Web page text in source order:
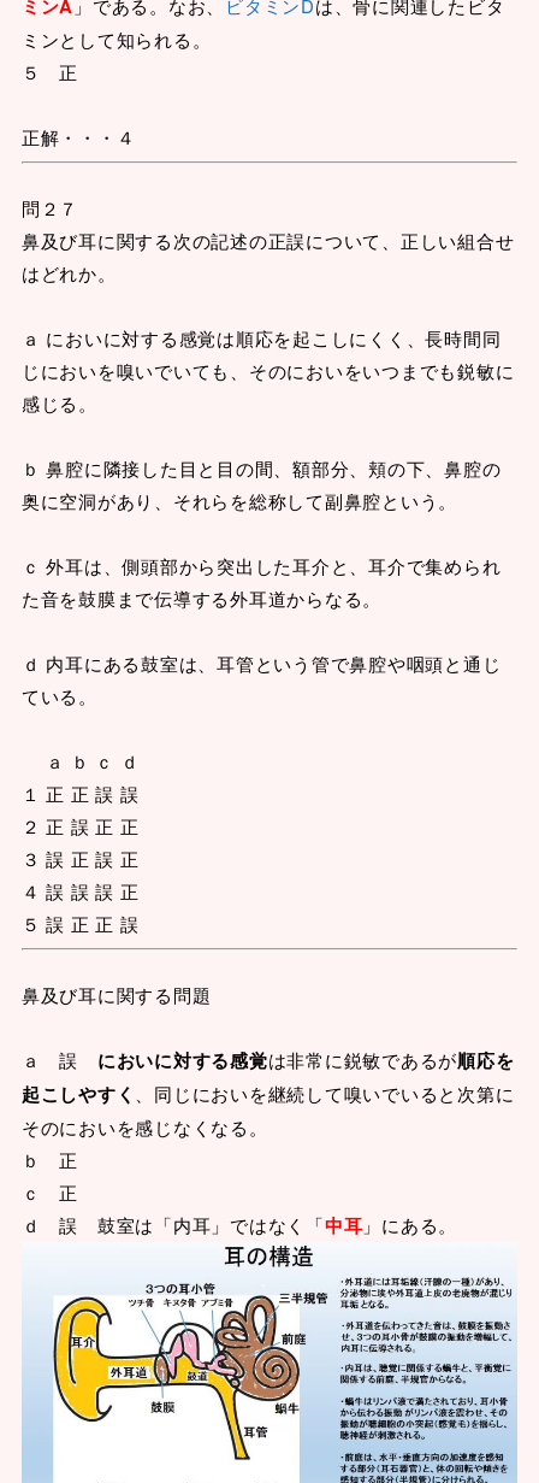
ミンA 」である。なお、 ビタミンDは、骨に関連したビタ
ミンとして知られる。
５ 正
正解・・・４
問２７
鼻及び耳に関する次の記述の正誤について、正しい組合せ
はどれか。
ａ においに対する感覚は順応を起こしにくく、長時間同
じにおいを嗅いでいても、そのにおいをいつまでも鋭敏に
感じる。
ｂ 鼻腔に隣接した目と目の間、額部分、頬の下、鼻腔の
奥に空洞があり、それらを総称して副鼻腔という。
ｃ 外耳は、側頭部から突出した耳介と、耳介で集められ
た音を鼓膜まで伝導する外耳道からなる。
ｄ 内耳にある鼓室は、耳管という管で鼻腔や咽頭と通じ
ている。
ａ ｂ ｃ ｄ
１ 正 正 誤 誤
２ 正 誤 正 正
３ 誤 正 誤 正
４ 誤 誤 誤 正
５ 誤 正 正 誤
鼻及び耳に関する問題
ａ 誤 においに対する感覚は非常に鋭敏であるが順応を
起こしやすく
、同じにおいを継続して嗅いでいると次第に
そのにおいを感じなくなる。
ｂ 正
ｃ 正
ｄ 誤 鼓室は「内耳」ではなく「中耳 」にある。